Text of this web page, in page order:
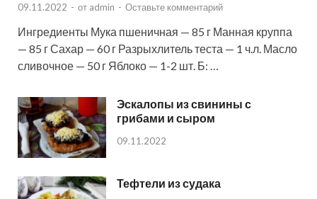
09.11.2022 - от admin - Оставьте комментарий
Ингредиенты Мука пшеничная — 85 г Манная круппа
— 85 г Сахар — 60 г Разрыхлитель теста — 1 ч.л. Масло
сливочное — 50 г Яблоко — 1-2 шт. Б: …
Эскалопы из свинины с
грибами и сыром
09.11.2022
Тефтели из судака